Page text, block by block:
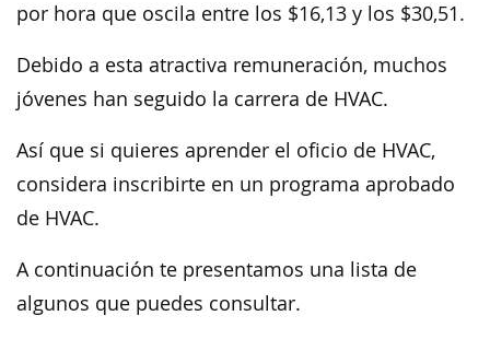
por hora que oscila entre los $16,13 y los $30,51.
Debido a esta atractiva remuneración, muchos
jóvenes han seguido la carrera de HVAC.
Así que si quieres aprender el oficio de HVAC,
considera inscribirte en un programa aprobado
de HVAC.
A continuación te presentamos una lista de
algunos que puedes consultar.